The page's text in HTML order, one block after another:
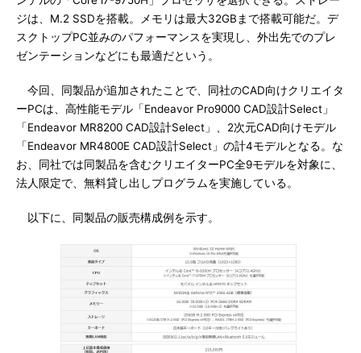
ジは、M.2 SSDを搭載。メモリは最大32GBまで搭載可能だ。デ
スクトップPC並みのパフォーマンスを実現し、外出先でのプレ
ゼンテーションなどにも最適だという。
今回、同製品が追加されたことで、同社のCAD向けクリエイタ
ーPCは、高性能モデル「Endeavor Pro9000 CAD設計Select」
「Endeavor MR8200 CAD設計Select」、2次元CAD向けモデル
「Endeavor MR4800E CAD設計Select」の計4モデルとなる。な
お、同社では同製品を含むクリエイターPC全9モデルを対象に、
法人限定で、無料貸し出しプログラムを実施している。
以下に、同製品の販売構成例を示す。